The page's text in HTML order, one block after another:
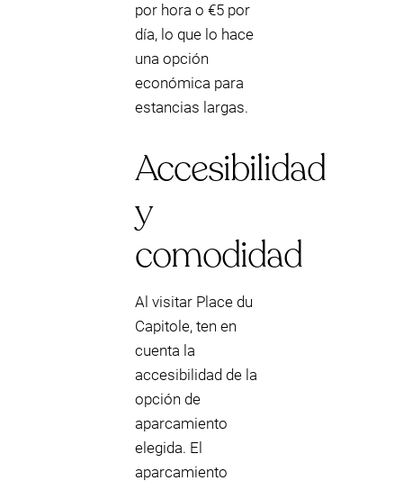
por hora o €5 por
día, lo que lo hace
una opción
económica para
estancias largas.
Accesibilidad
y
comodidad
Al visitar Place du
Capitole, ten en
cuenta la
accesibilidad de la
opción de
aparcamiento
elegida. El
aparcamiento